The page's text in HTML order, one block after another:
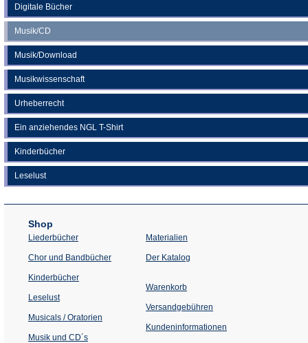
Digitale Bücher
Musik/CD
Musik/Download
Musikwissenschaft
Urheberrecht
Ein anziehendes NGL T-Shirt
Kinderbücher
Leselust
Shop
Liederbücher
Chor und Bandbücher
Kinderbücher
Leselust
Musicals / Oratorien
Musik und CD´s
Materialien
Der Katalog
Warenkorb
Versandgebühren
Kundeninformationen